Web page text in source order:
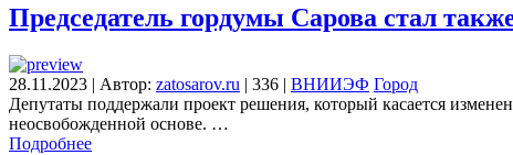
Председатель гордумы Сарова стал
28.11.2023 | Автор: zatosarov.ru | 336 | ВНИИЭФ Город
Депутаты поддержали проект решения, который касается
неосвобожденной основе. …
Подробнее